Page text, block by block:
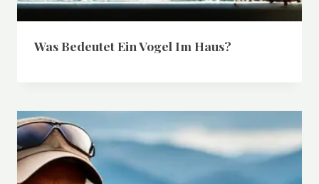
Was Bedeutet Ein Vogel Im Haus?